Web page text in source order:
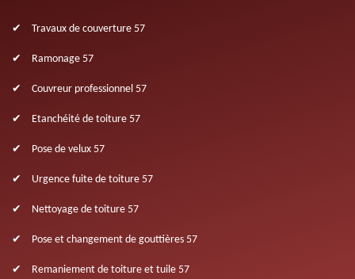
Travaux de couverture 57
Ramonage 57
Couvreur professionnel 57
Etanchéité de toiture 57
Pose de velux 57
Urgence fuite de toiture 57
Nettoyage de toiture 57
Pose et changement de gouttières 57
Remaniement de toiture et tuile 57